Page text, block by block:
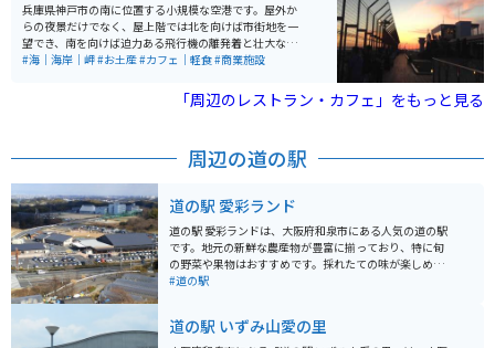
兵庫県神戸市の南に位置する小規模な空港です。屋外か
らの夜景だけでなく、屋上階では北を向けば市街地を一
望でき、南を向けば迫力ある飛行機の離発着と壮大な景
色が楽しめます。 特に間近で飛行機を見ることができる
できるのは13時頃です。また、夜の飛行機の発着も素敵
です。展望デッキは滑走路を望むことができ、南を向け
ます。神戸空港には屋上ガーデンや三宮への直通電車も
ています。
#海｜海岸｜岬#お土産#カフェ｜軽食#商業施設
「周辺のレストラン・カフェ」をもっと見る
周辺の道の駅
道の駅 愛彩ランド
道の駅 愛彩ランドは、大阪府和泉市にある人気の道の駅
です。地元の新鮮な農産物が豊富に揃っており、特に旬
の野菜や果物はおすすめです。採れたての味が楽しめる
ので、ぜひお土産にいかがでしょうか。 食事処では、地
通量が多いものの、信号が少ないため、ツーリング中の
#道の駅
道の駅 いずみ山愛の里